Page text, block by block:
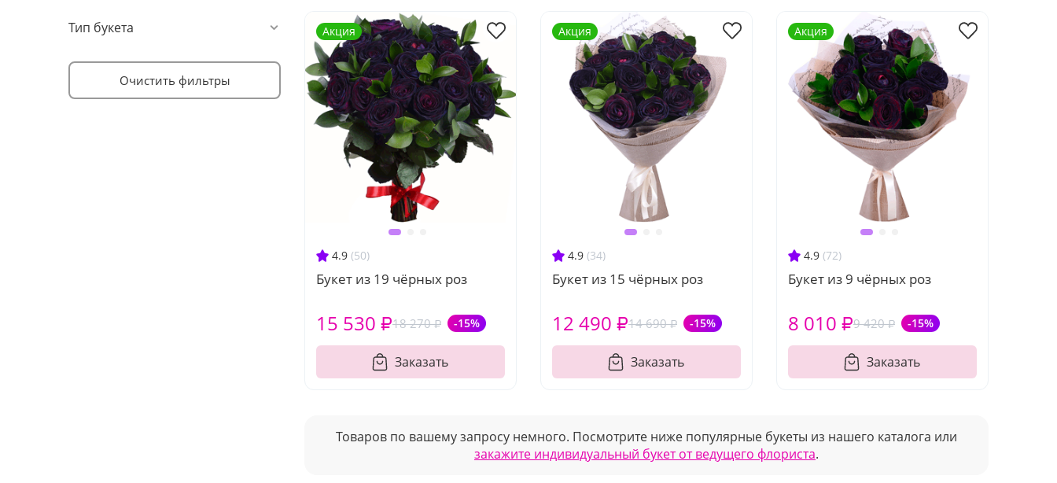
Тип букета
Очистить фильтры
4.9 (50)
Букет из 19 чёрных роз
18 270 ₽ -15%
15 530 ₽
Заказать
Акция
4.9 (34)
Букет из 15 чёрных роз
14 690 ₽ -15%
12 490 ₽
Заказать
Акция
4.9 (72)
Букет из 9 чёрных роз
9 420 ₽ -15%
8 010 ₽
Заказать
Акция
Товаров по вашему запросу немного. Посмотрите ниже популярные букеты из нашего каталога или
закажите индивидуальный букет от ведущего флориста.